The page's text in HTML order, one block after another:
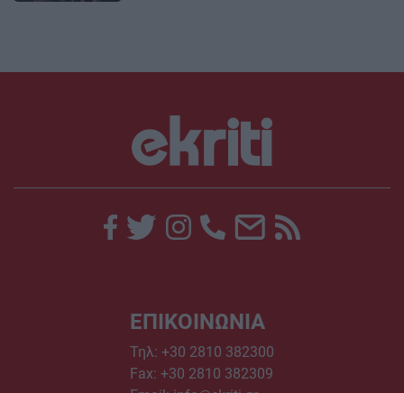
ΕΠΙΚΟΙΝΩΝΙΑ
Τηλ: +30 2810 382300
Fax: +30 2810 382309